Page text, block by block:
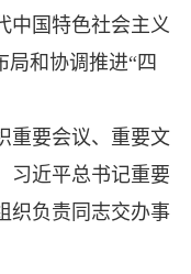
国特色社会主义
局和协调推进“四
要会议、重要文
习近平总书记重要
织负责同志交办事